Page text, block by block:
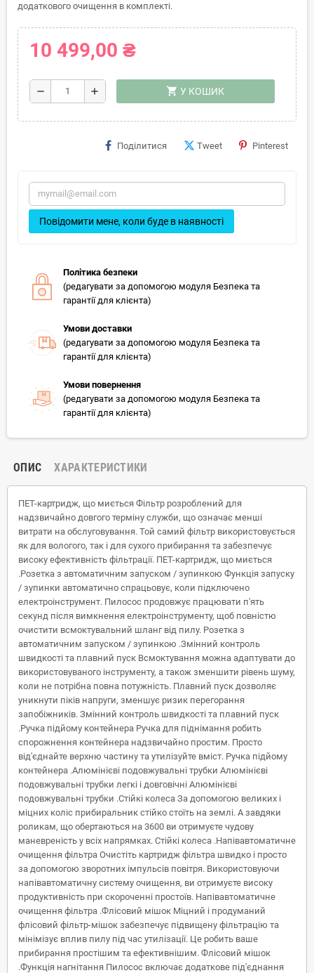
додаткового очищення в комплекті.
10 499,00 ₴
remove add shopping_cart У КОШИК
Поділитися Tweet Pinterest
Повідомити мене, коли буде в наявності
Політика безпеки
(редагувати за допомогою модуля Безпека та
гарантії для клієнта)
Умови доставки
(редагувати за допомогою модуля Безпека та
гарантії для клієнта)
Умови повернення
(редагувати за допомогою модуля Безпека та
гарантії для клієнта)
ОПИС ХАРАКТЕРИСТИКИ
ПЕТ-картридж, що миється Фільтр розроблений для
надзвичайно довгого терміну служби, що означає менші
витрати на обслуговування. Той самий фільтр використовується
як для вологого, так і для сухого прибирання та забезпечує
високу ефективність фільтрації. ПЕТ-картридж, що миється
.Розетка з автоматичним запуском / зупинкою Функція запуску
/ зупинки автоматично спрацьовує, коли підключено
електроінструмент. Пилосос продовжує працювати п'ять
секунд після вимкнення електроінструменту, щоб повністю
очистити всмоктувальний шланг від пилу. Розетка з
автоматичним запуском / зупинкою .Змінний контроль
швидкості та плавний пуск Всмоктування можна адаптувати до
використовуваного інструменту, а також зменшити рівень шуму,
коли не потрібна повна потужність. Плавний пуск дозволяє
уникнути піків напруги, зменшує ризик перегорання
запобіжників. Змінний контроль швидкості та плавний пуск
.Ручка підйому контейнера Ручка для піднімання робить
спорожнення контейнера надзвичайно простим. Просто
від'єднайте верхню частину та утилізуйте вміст. Ручка підйому
контейнера .Алюмінієві подовжувальні трубки Алюмінієві
подовжувальні трубки легкі і довговічні Алюмінієві
подовжувальні трубки .Стійкі колеса За допомогою великих і
міцних коліс прибиральник стійко стоїть на землі. А завдяки
роликам, що обертаються на 3600 ви отримуєте чудову
маневреність у всіх напрямках. Стійкі колеса .Напівавтоматичне
очищення фільтра Очистіть картридж фільтра швидко і просто
за допомогою зворотних імпульсів повітря. Використовуючи
напівавтоматичну систему очищення, ви отримуєте високу
продуктивність при скороченні простоїв. Напівавтоматичне
очищення фільтра .Флісовий мішок Міцний і продуманий
флісовий фільтр-мішок забезпечує підвищену фільтрацію та
мінімізує вплив пилу під час утилізації. Це робить ваше
прибирання простішим та ефективнішим. Флісовий мішок
.Функція нагнітання Пилосос включає додаткове під'єднання